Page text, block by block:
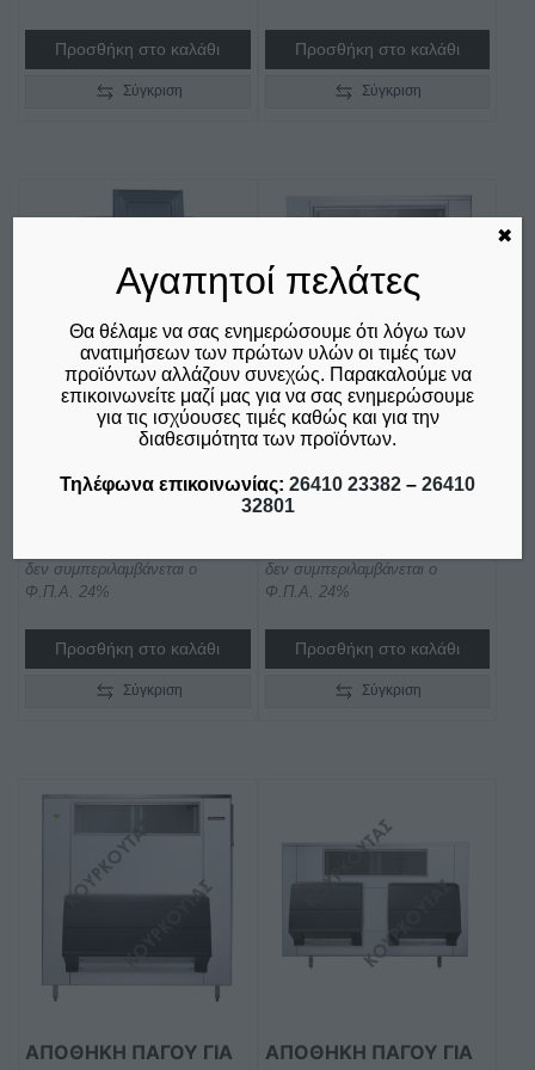
Προσθήκη στο καλάθι
Σύγκριση
Προσθήκη στο καλάθι
Σύγκριση
ΑΠΟΘΉΚΗ ΠΆΓΟΥ ΓΙΑ
ΠΑΓΟΜΗΧΑΝΉ SIS 700
δεν συμπεριλαμβάνεται ο
Φ.Π.Α. 24%
Προσθήκη στο καλάθι
Σύγκριση
ΑΠΟΘΉΚΗ ΠΆΓΟΥ ΓΙΑ
ΠΑΓΟΜΗΧΑΝΉ UBH
1100 SCOTSMAN
δεν συμπεριλαμβάνεται ο
Φ.Π.Α. 24%
Προσθήκη στο καλάθι
Σύγκριση
ΑΠΟΘΉΚΗ ΠΆΓΟΥ ΓΙΑ
ΑΠΟΘΉΚΗ ΠΆΓΟΥ ΓΙΑ
Αγαπητοί πελάτες
Θα θέλαμε να σας ενημερώσουμε ότι λόγω των
ανατιμήσεων των πρώτων υλών οι τιμές των
προϊόντων αλλάζουν συνεχώς. Παρακαλούμε να
επικοινωνείτε μαζί μας για να σας ενημερώσουμε
για τις ισχύουσες τιμές καθώς και για την
διαθεσιμότητα των προϊόντων.
Τηλέφωνα επικοινωνίας: 26410 23382 – 26410
32801
✖